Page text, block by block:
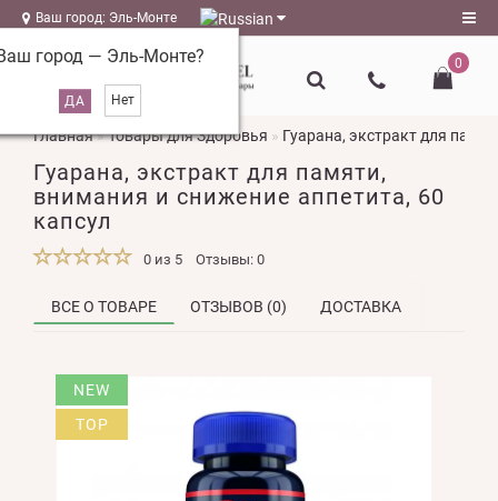
Ваш город: Эль-Монте
город — Эль-Монте?
Регистрация
Авторизация
magazin@l-
naturel.ru
0
Главная Товары для Здоровья Гуарана, экстракт для
Гуарана, экстракт для памяти,
внимания и снижение аппетита, 60
капсул
0 из 5 Отзывы: 0
ВСЕ О ТОВАРЕ ОТЗЫВОВ (0) ДОСТАВКА
NEW
TOP